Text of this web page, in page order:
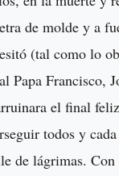
de molde y a
(tal como lo
Papa Francisco,
el final
todos y
de lágrimas.